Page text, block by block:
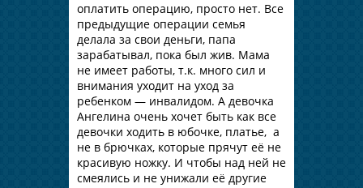
оплатить операцию, просто нет. Все
предыдущие операции семья
делала за свои деньги, папа
зарабатывал, пока был жив. Мама
не имеет работы, т.к. много сил и
внимания уходит на уход за
ребенком — инвалидом. А девочка
Ангелина очень хочет быть как все
девочки ходить в юбочке, платье, а
не в брючках, которые прячут её не
красивую ножку. И чтобы над ней не
смеялись и не унижали её другие